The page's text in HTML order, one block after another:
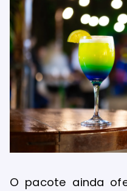
O pacote ainda